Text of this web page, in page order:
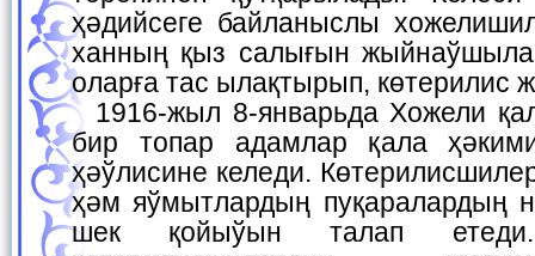
ҳәдийсеге байланыслы
ханның қыз салығын
оларға тас ылақтырып, көтерилис
1916-жыл 8-январьда Хожели қаласы әтирапындағы
бир топар адамлар қала
ҳәўлисине келеди.
ҳәм яўмытлардың пуқаралардың
шек қойыўын талап